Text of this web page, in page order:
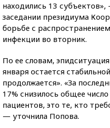
находились 13
заседании президиума
борьбе с
инфекции во вторник.
По ее словам,
января остается
продолжается». «За
17% снизилось общее
пациентов, это те, кто
— уточнила Попова.